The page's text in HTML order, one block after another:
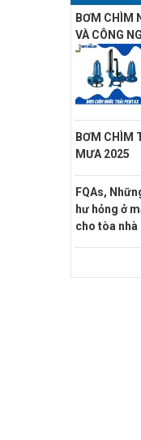
BƠM CHÌM
VÀ CÔNG
BƠM CHÌM
MƯA 2025
FQAs,
hư hỏng ở
cho tòa nhà